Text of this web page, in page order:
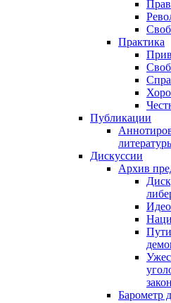
Практика
Публикации
Дискуссии
Архив
Барометр